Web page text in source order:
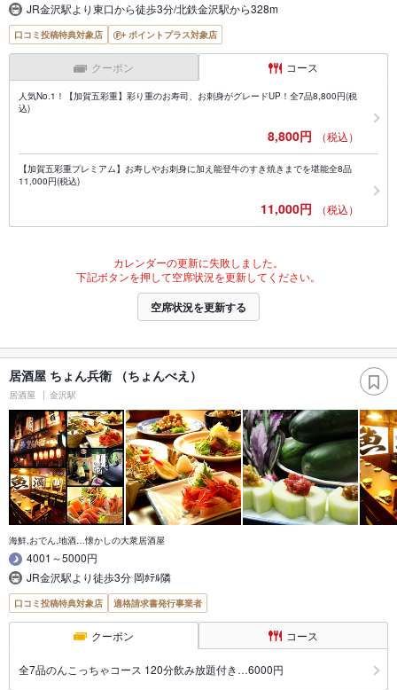
JR金沢駅より東口から徒歩3分/北鉄金沢駅から328m
口コミ投稿特典対象店 ポイントプラス対象店
クーポン コース
人気No.1！【加賀五彩重】彩り重のお寿司、お刺身がグレードUP！全7品8,800円(税
込)
8,800円 （税込）
【加賀五彩重プレミアム】お寿しやお刺身に加え能登牛のすき焼きまでを堪能全8品
11,000円(税込)
11,000円 （税込）
カレンダーの更新に失敗しました。
下記ボタンを押して空席状況を更新してください。
空席状況を更新する
居酒屋 ちょん兵衛 （ちょんべえ）
居酒屋 金沢駅
海鮮,おでん,地酒…懐かしの大衆居酒屋
4001～5000円
JR金沢駅より徒歩3分 岡ﾎﾃﾙ隣
口コミ投稿特典対象店 適格請求書発行事業者
クーポン コース
全7品のんこっちゃコース 120分飲み放題付き…6000円